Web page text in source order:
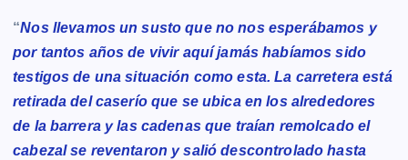
“Nos llevamos un susto que no nos esperábamos y
por tantos años de vivir aquí jamás habíamos sido
testigos de una situación como esta. La carretera está
retirada del caserío que se ubica en los alrededores
de la barrera y las cadenas que traían remolcado el
cabezal se reventaron y salió descontrolado hasta